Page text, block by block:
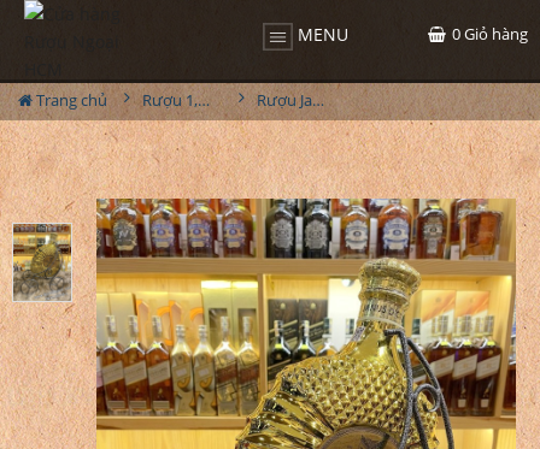
MENU 0Giỏ hàng
Trang chủ Rượu 1,5L-2L-3L-4,5L Rượu Janu's XO Gold 3000ml